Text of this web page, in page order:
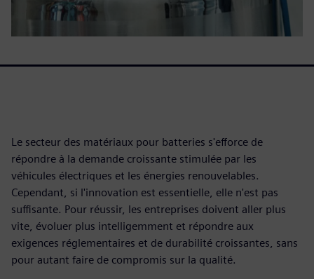
Le secteur des matériaux pour batteries s'efforce de
répondre à la demande croissante stimulée par les
véhicules électriques et les énergies renouvelables.
Cependant, si l'innovation est essentielle, elle n'est pas
suffisante. Pour réussir, les entreprises doivent aller plus
vite, évoluer plus intelligemment et répondre aux
exigences réglementaires et de durabilité croissantes, sans
pour autant faire de compromis sur la qualité.